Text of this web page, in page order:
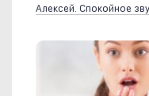
Алексей. Спокойное